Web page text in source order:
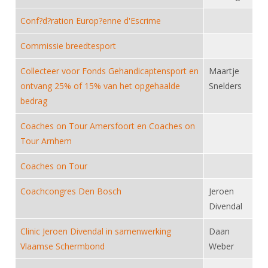
Nieuws
Verenigingsondersteuning
Witte Vlekkenplan
Oprichting Vereniging
Overschrijven leden
Wedstrijdorganisatie
Nieuws
Aanvragen van scheidsrechters
Scheidsrechterslijst
Import inschrijvingen uit Nahouw
Verwerk wedstrijduitslagen
Promotie en logo
Geschiedenis van het schermen
Opleidingen
Tuchtzaken
Infotheek
Bibliotheek
ALV
Touché
Conf?d?ration Europ?enne d'Escrime
Commissie breedtesport
Collecteer voor Fonds Gehandicaptensport en
ontvang 25% of 15% van het opgehaalde
bedrag
Maartje
Snelders
Coaches on Tour Amersfoort en Coaches on
Tour Arnhem
Coaches on Tour
Coachcongres Den Bosch
Jeroen
Divendal
Clinic Jeroen Divendal in samenwerking
Vlaamse Schermbond
Daan
Weber